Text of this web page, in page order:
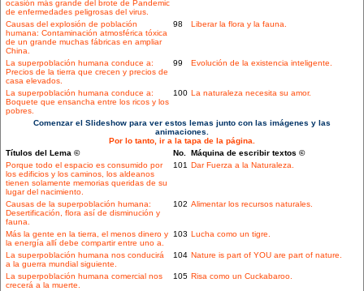
ocasión más grande del brote de Pandemic
de enfermedades peligrosas del virus.
Causas del explosión de población
humana: Contaminación atmosférica tóxica
de un grande muchas fábricas en ampliar
China.
98 Liberar la flora y la fauna.
La superpoblación humana conduce a:
Precios de la tierra que crecen y precios de
casa elevados.
99 Evolución de la existencia inteligente.
La superpoblación humana conduce a:
Boquete que ensancha entre los ricos y los
pobres.
100 La naturaleza necesita su amor.
Comenzar el Slideshow para ver estos lemas junto con las imágenes y las
animaciones.
Por lo tanto, ir a la tapa de la página.
Títulos del Lema ©
No. Máquina de escribir textos ©
Porque todo el espacio es consumido por
los edificios y los caminos, los aldeanos
tienen solamente memorias queridas de su
lugar del nacimiento.
101 Dar Fuerza a la Naturaleza.
Causas de la superpoblación humana:
Desertificación, flora así de disminución y
fauna.
102 Alimentar los recursos naturales.
Más la gente en la tierra, el menos dinero y
la energía allí debe compartir entre uno a.
103 Lucha como un tigre.
La superpoblación humana nos conducirá
a la guerra mundial siguiente.
104 Nature is part of YOU are part of nature.
La superpoblación humana comercial nos
crecerá a la muerte.
105 Risa como un Cuckabaroo.